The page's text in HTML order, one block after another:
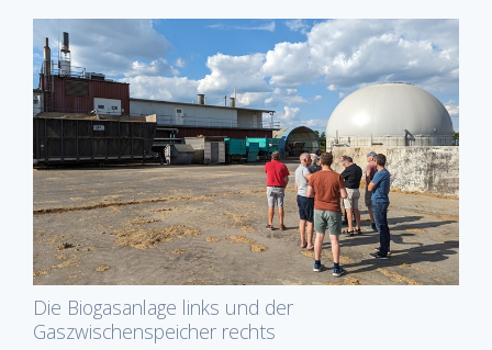
Die Biogasanlage links und der
Gaszwischenspeicher rechts